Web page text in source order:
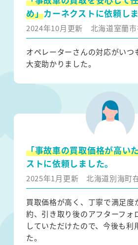
め」カーネクストに依頼しま
2024年10月更新 北海道室蘭
オペレーターさんの対応がいつ
大変助かりました。
「事故車の買取価格が高い
ストに依頼しました。
2025年1月更新 北海道別海町
買取価格が高く、丁寧で満足度
約、引き取り後のアフターフォ
していただけたので、今後も利
た。